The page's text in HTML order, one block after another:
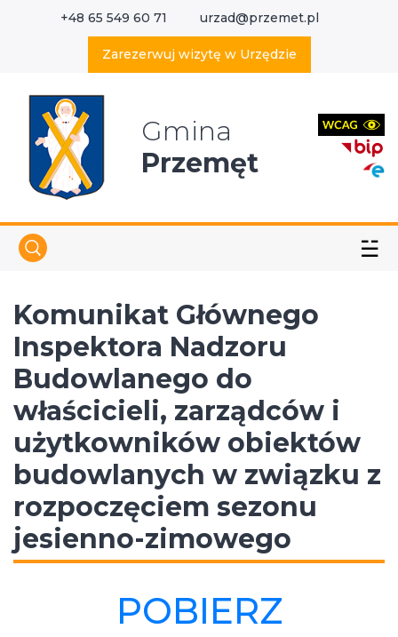
+48 65 549 60 71 urzad@przemet.pl
Zarezerwuj wizytę w Urzędzie
Gmina
Przemęt
☱
Komunikat Głównego
Inspektora Nadzoru
Budowlanego do
właścicieli, zarządców i
użytkowników obiektów
budowlanych w związku z
rozpoczęciem sezonu
jesienno-zimowego
POBIERZ
Wyszukaj w serwisie